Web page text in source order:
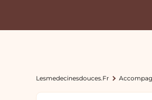
Lesmedecinesdouces.fr